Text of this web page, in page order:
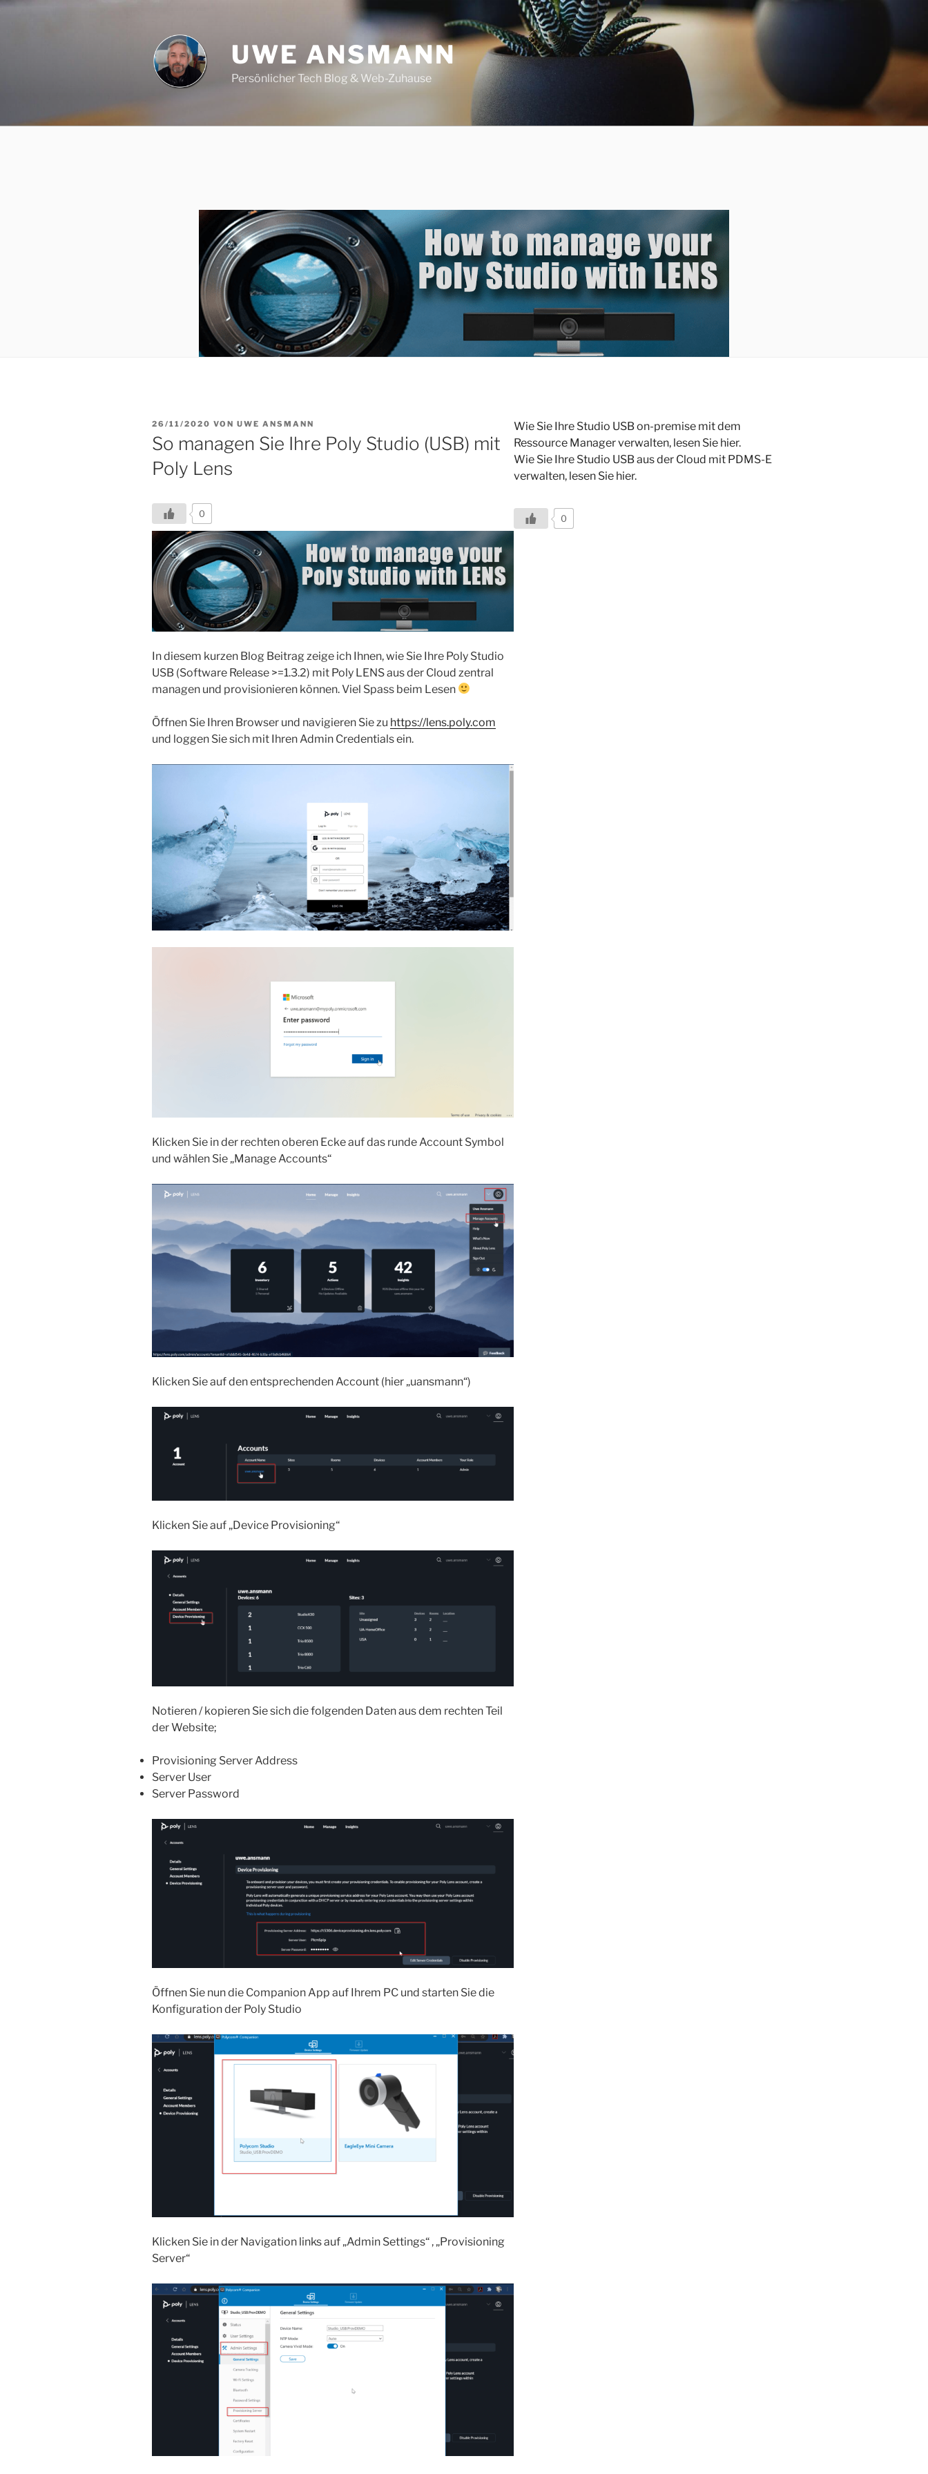
Zum
UWE ANSMANN
Persönlicher Tech Blog & Web-Zuhause
VERÖFFENTLICHT
AM
26/11/2020 VON UWE ANSMANN
So managen Sie Ihre Poly Studio (USB) mit
Poly Lens
0
In diesem kurzen Blog Beitrag zeige ich Ihnen, wie Sie Ihre Poly Studio
USB (Software Release >=1.3.2) mit Poly LENS aus der Cloud zentral
managen und provisionieren können. Viel Spass beim Lesen
Öffnen Sie Ihren Browser und navigieren Sie zu https://lens.poly.com
und loggen Sie sich mit Ihren Admin Credentials ein.
Klicken Sie in der rechten oberen Ecke auf das runde Account Symbol
und wählen Sie „Manage Accounts“
Klicken Sie auf den entsprechenden Account (hier „uansmann“)
Klicken Sie auf „Device Provisioning“
Notieren / kopieren Sie sich die folgenden Daten aus dem rechten Teil
der Website;
Provisioning Server Address
Server User
Server Password
Öffnen Sie nun die Companion App auf Ihrem PC und starten Sie die
Konfiguration der Poly Studio
Klicken Sie in der Navigation links auf „Admin Settings“ , „Provisioning
Server“
Wie Sie Ihre Studio USB on-premise mit dem
Ressource Manager verwalten, lesen Sie hier.
Wie Sie Ihre Studio USB aus der Cloud mit PDMS-E
verwalten, lesen Sie hier.
0